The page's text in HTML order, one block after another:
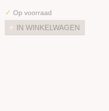
✓ Op voorraad
IN WINKELWAGEN